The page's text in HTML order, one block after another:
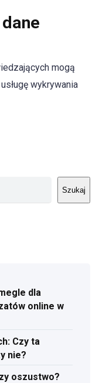
mogą
wykrywania
Szukaj
dla
online w
Czy ta
nie?
oszustwo?